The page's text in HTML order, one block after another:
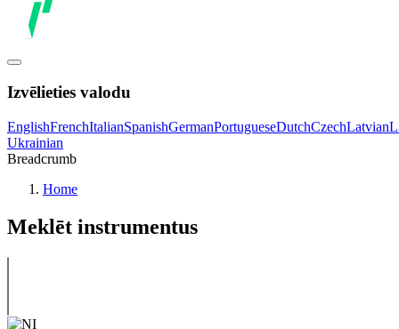
Izvēlieties valodu
EnglishFrenchItalianSpanishGermanPortugueseDutchCzechLatvian
Ukrainian
Breadcrumb
Home
Meklēt instrumentus